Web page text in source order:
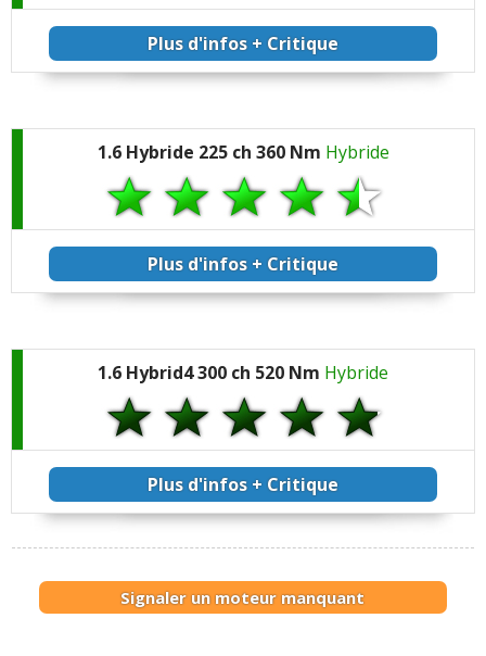
Plus d'infos + Critique
1.6 Hybride 225 ch 360 Nm Hybride
Plus d'infos + Critique
1.6 Hybrid4 300 ch 520 Nm Hybride
Plus d'infos + Critique
Signaler un moteur manquant